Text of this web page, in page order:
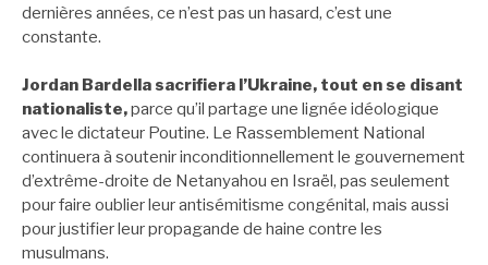
dernières années, ce n’est pas un hasard, c’est une
constante.
Jordan Bardella sacrifiera l’Ukraine, tout en se disant
nationaliste,parce qu’il partage une lignée idéologique
avec le dictateur Poutine. Le Rassemblement National
continuera à soutenir inconditionnellement le gouvernement
d’extrême-droite de Netanyahou en Israël, pas seulement
pour faire oublier leur antisémitisme congénital, mais aussi
pour justifier leur propagande de haine contre les
musulmans.